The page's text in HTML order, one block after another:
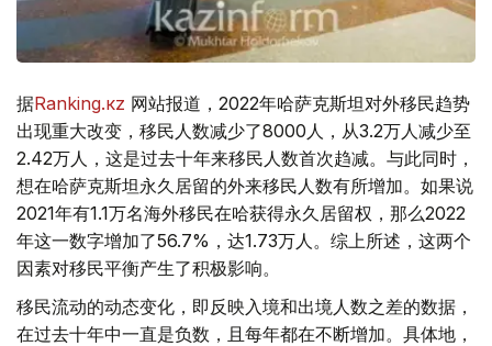
据Ranking.кz 网站报道，2022年哈萨克斯坦对外移民趋势
出现重大改变，移民人数减少了8000人，从3.2万人减少至
2.42万人，这是过去十年来移民人数首次趋减。与此同时，
想在哈萨克斯坦永久居留的外来移民人数有所增加。如果说
2021年有1.1万名海外移民在哈获得永久居留权，那么2022
年这一数字增加了56.7%，达1.73万人。综上所述，这两个
因素对移民平衡产生了积极影响。
移民流动的动态变化，即反映入境和出境人数之差的数据，
在过去十年中一直是负数，且每年都在不断增加。具体地，